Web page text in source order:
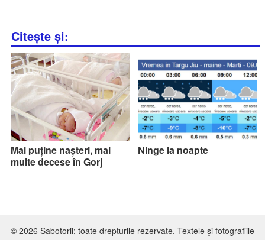
Citește și:
Mai puține nașteri, mai
multe decese în Gorj
Ninge la noapte
© 2026 Sabotorii; toate drepturile rezervate. Textele şi fotografiile